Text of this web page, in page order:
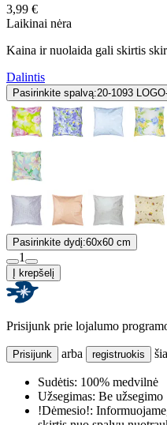
3,99 €
Laikinai nėra
Kaina ir nuolaida gali skirtis
Dalintis
Pasirinkite spalvą:20-1093
Pasirinkite dydį:60x60 cm
1
Į krepšelį
Prisijunk prie lojalumo
Prisijunk arba registruokis
Sudėtis: 100% medvilnė
Užsegimas: Be užsegimo
!Dėmesio!: